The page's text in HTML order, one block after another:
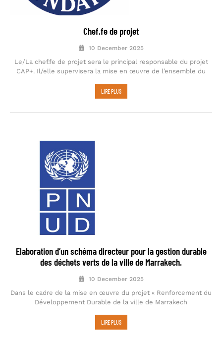
Chef.fe de projet
10 December 2025
Le/La chef.fe de projet sera le principal responsable du projet
CAP+. Il/elle supervisera la mise en œuvre de l’ensemble du
LIRE PLUS
Elaboration d’un schéma directeur pour la gestion durable
des déchets verts de la ville de Marrakech.
10 December 2025
Dans le cadre de la mise en œuvre du projet « Renforcement du
Développement Durable de la ville de Marrakech
LIRE PLUS